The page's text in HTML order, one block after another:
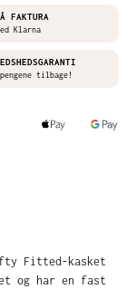
FAKTURA
Klarna
tilbage!
Fitted-kasket
og har en fast